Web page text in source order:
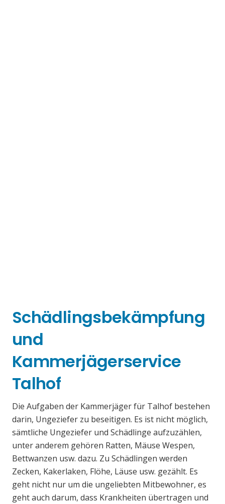
Schädlingsbekämpfung
und
Kammerjägerservice
Talhof
Die Aufgaben der Kammerjäger für Talhof bestehen
darin, Ungeziefer zu beseitigen. Es ist nicht möglich,
sämtliche Ungeziefer und Schädlinge aufzuzählen,
unter anderem gehören Ratten, Mäuse Wespen,
Bettwanzen usw. dazu. Zu Schädlingen werden
Zecken, Kakerlaken, Flöhe, Läuse usw. gezählt. Es
geht nicht nur um die ungeliebten Mitbewohner, es
geht auch darum, dass Krankheiten übertragen und